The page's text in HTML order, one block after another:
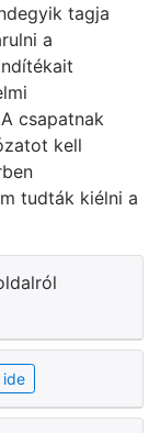
tagja
a
csapatnak
kell
tudták kiélni a
ide